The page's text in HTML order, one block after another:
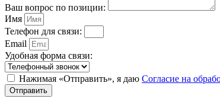
ТК
РФ
Ваш вопрос по позиции:
Имя
Телефон для связи:
Email
Удобная форма связи:
Нажимая «Отправить», я даю Согласие на
Отправить